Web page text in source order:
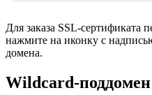
Для заказа SSL-сертификата
нажмите на иконку с
домена.
Wildcard-поддомен